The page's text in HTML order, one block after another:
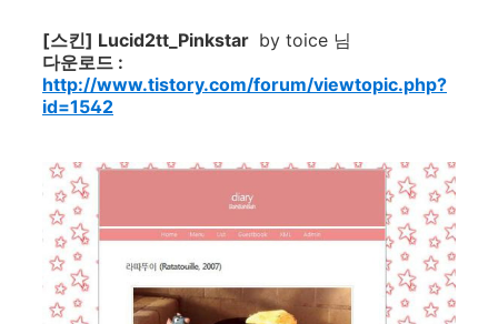
[스킨] Lucid2tt_Pinkstar by toice 님
다운로드 :
http://www.tistory.com/forum/viewtopic.php?
id=1542